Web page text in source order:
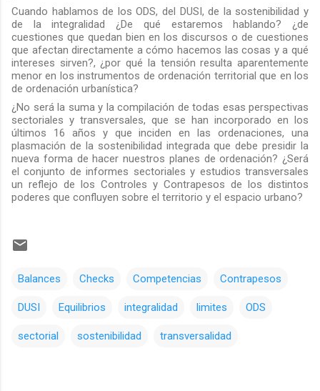
Cuando hablamos de los ODS, del DUSI, de la sostenibilidad y
de la integralidad ¿De qué estaremos hablando? ¿de
cuestiones que quedan bien en los discursos o de cuestiones
que afectan directamente a cómo hacemos las cosas y a qué
intereses sirven?, ¿por qué la tensión resulta aparentemente
menor en los instrumentos de ordenación territorial que en los
de ordenación urbanística?
¿No será la suma y la compilación de todas esas perspectivas
sectoriales y transversales, que se han incorporado en los
últimos 16 años y que inciden en las ordenaciones, una
plasmación de la sostenibilidad integrada que debe presidir la
nueva forma de hacer nuestros planes de ordenación? ¿Será
el conjunto de informes sectoriales y estudios transversales
un reflejo de los Controles y Contrapesos de los distintos
poderes que confluyen sobre el territorio y el espacio urbano?
Balances Checks Competencias Contrapesos
DUSI Equilibrios integralidad limites ODS
sectorial sostenibilidad transversalidad